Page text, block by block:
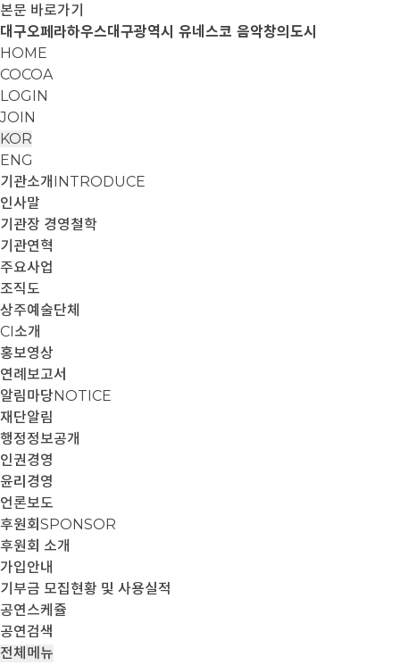
본문 바로가기
대구오페라하우스대구광역시 유네스코 음악창의도시
HOME
COCOA
LOGIN
JOIN
KOR
ENG
기관소개 INTRODUCE
인사말
기관장 경영철학
기관연혁
주요사업
조직도
상주예술단체
CI소개
홍보영상
연례보고서
알림마당NOTICE
재단알림
행정정보공개
인권경영
윤리경영
언론보도
후원회 SPONSOR
후원회 소개
가입안내
기부금 모집현황 및 사용실적
공연스케쥴
공연검색
전체메뉴